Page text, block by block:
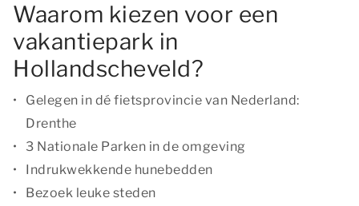
Waarom kiezen voor een
vakantiepark in
Hollandscheveld?
Gelegen in dé fietsprovincie van Nederland:
Drenthe
3 Nationale Parken in de omgeving
Indrukwekkende hunebedden
Bezoek leuke steden